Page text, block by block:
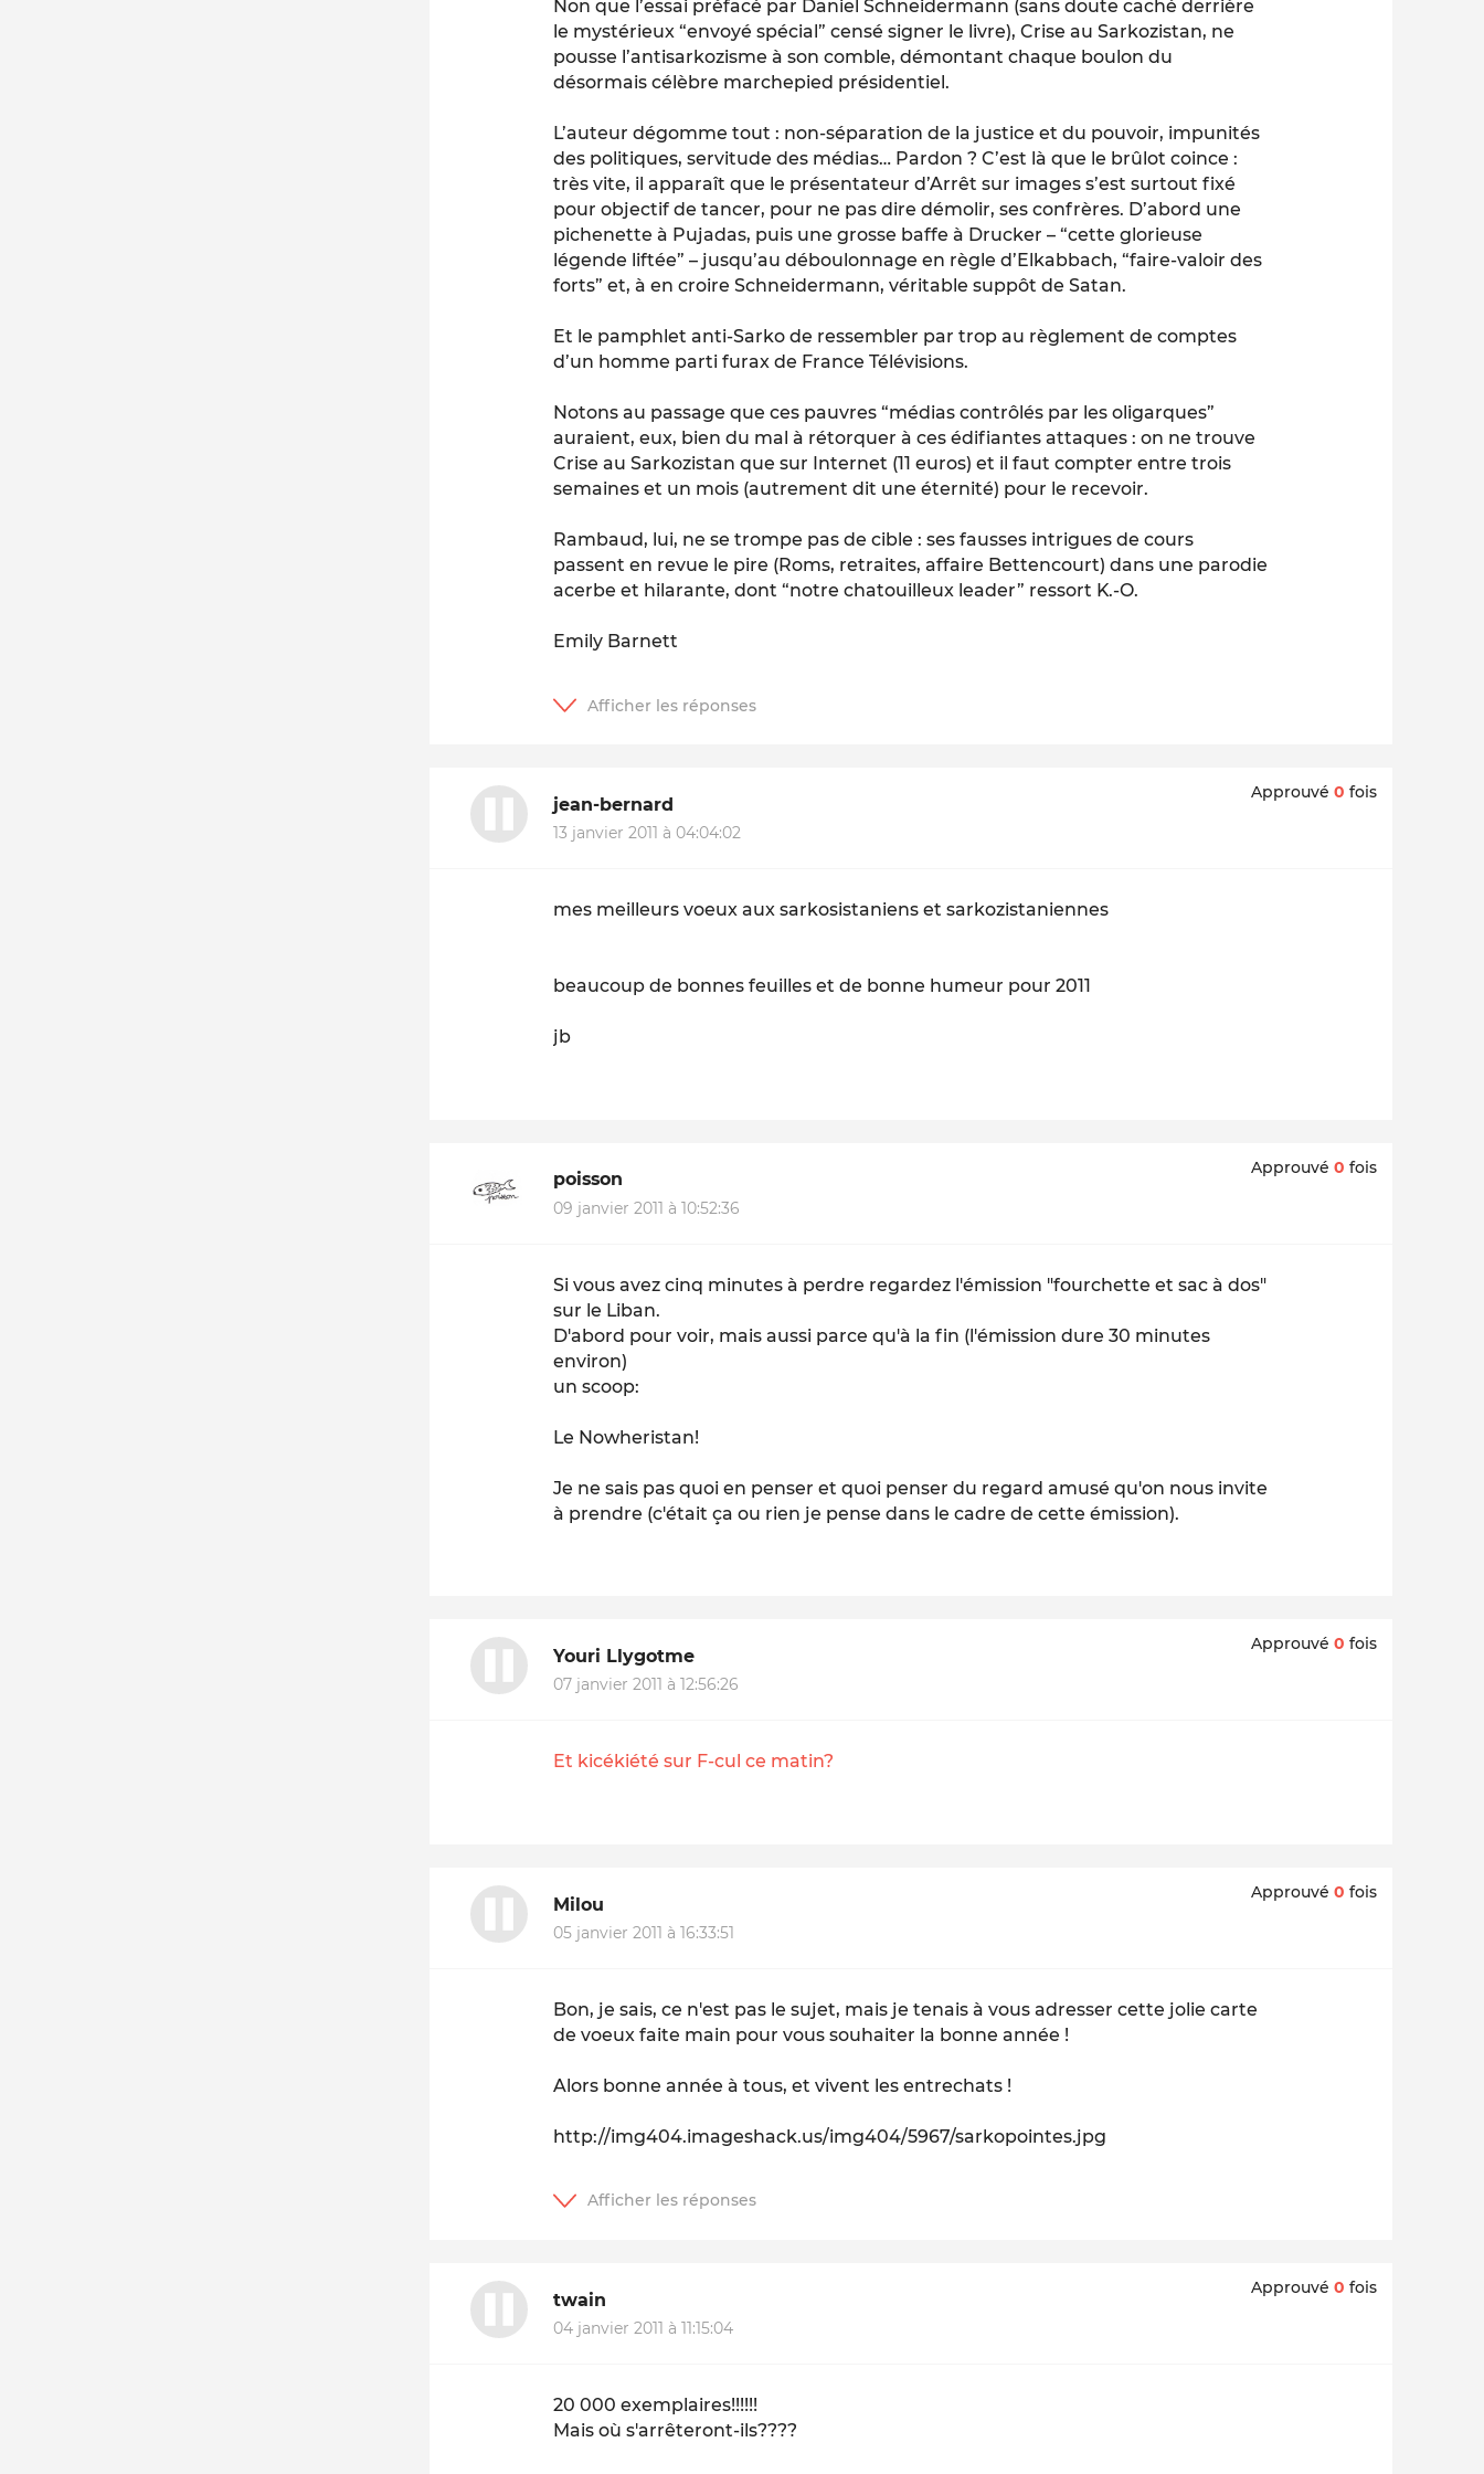
Non que l’essai préfacé par Daniel Schneidermann (sans doute caché derrière
le mystérieux “envoyé spécial” censé signer le livre), Crise au Sarkozistan, ne
pousse l’antisarkozisme à son comble, démontant chaque boulon du
désormais célèbre marchepied présidentiel.
L’auteur dégomme tout : non-séparation de la justice et du pouvoir, impunités
des politiques, servitude des médias… Pardon ? C’est là que le brûlot coince :
très vite, il apparaît que le présentateur d’Arrêt sur images s’est surtout fixé
pour objectif de tancer, pour ne pas dire démolir, ses confrères. D’abord une
pichenette à Pujadas, puis une grosse baffe à Drucker – “cette glorieuse
légende liftée” – jusqu’au déboulonnage en règle d’Elkabbach, “faire-valoir des
forts” et, à en croire Schneidermann, véritable suppôt de Satan.
Et le pamphlet anti-Sarko de ressembler par trop au règlement de comptes
d’un homme parti furax de France Télévisions.
Notons au passage que ces pauvres “médias contrôlés par les oligarques”
auraient, eux, bien du mal à rétorquer à ces édifiantes attaques : on ne trouve
Crise au Sarkozistan que sur Internet (11 euros) et il faut compter entre trois
semaines et un mois (autrement dit une éternité) pour le recevoir.
Rambaud, lui, ne se trompe pas de cible : ses fausses intrigues de cours
passent en revue le pire (Roms, retraites, affaire Bettencourt) dans une parodie
acerbe et hilarante, dont “notre chatouilleux leader” ressort K.-O.
Emily Barnett
jean-bernard
13 janvier 2011 à 04:04:02
Approuvé 0 fois
mes meilleurs voeux aux sarkosistaniens et sarkozistaniennes
beaucoup de bonnes feuilles et de bonne humeur pour 2011
jb
poisson
09 janvier 2011 à 10:52:36
Approuvé 0 fois
Si vous avez cinq minutes à perdre regardez l'émission "fourchette et sac à dos"
sur le Liban.
D'abord pour voir, mais aussi parce qu'à la fin (l'émission dure 30 minutes
environ)
un scoop:
Le Nowheristan!
Je ne sais pas quoi en penser et quoi penser du regard amusé qu'on nous invite
à prendre (c'était ça ou rien je pense dans le cadre de cette émission).
Youri Llygotme
07 janvier 2011 à 12:56:26
Approuvé 0 fois
Et kicékiété sur F-cul ce matin?
Milou
05 janvier 2011 à 16:33:51
Approuvé 0 fois
Bon, je sais, ce n'est pas le sujet, mais je tenais à vous adresser cette jolie carte
de voeux faite main pour vous souhaiter la bonne année !
Alors bonne année à tous, et vivent les entrechats !
http://img404.imageshack.us/img404/5967/sarkopointes.jpg
twain
04 janvier 2011 à 11:15:04
Approuvé 0 fois
20 000 exemplaires!!!!!!
Mais où s'arrêteront-ils????